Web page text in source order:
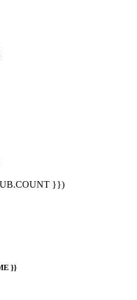
}})
}}